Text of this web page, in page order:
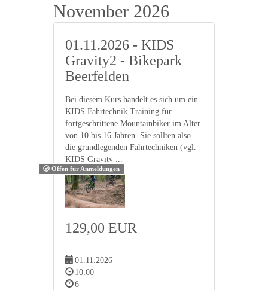
November 2026
01.11.2026 - KIDS
Gravity2 - Bikepark
Beerfelden
Bei diesem Kurs handelt es sich um ein
KIDS Fahrtechnik Training für
fortgeschrittene Mountainbiker im Alter
von 10 bis 16 Jahren. Sie sollten also
die grundlegenden Fahrtechniken (vgl.
KIDS Gravity ...
Offen für Anmeldungen
129,00 EUR
01.11.2026
10:00
6